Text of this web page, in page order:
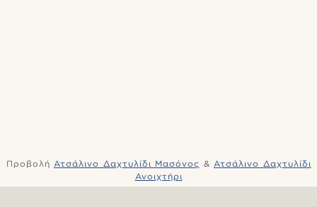
Προβολή Ατσάλινο Δαχτυλίδι Μασόνος & Ατσάλινο Δαχτυλίδι
Ανοιχτήρι